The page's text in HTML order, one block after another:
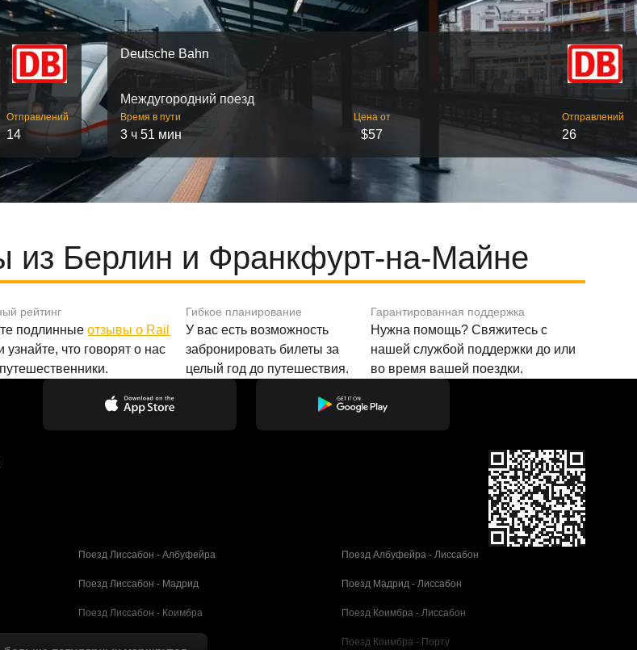
Отправлений
14
Deutsche Bahn
Междугородний поезд
Время в пути
3 ч 51 мин
Цена от
$57
Отправлений
26
из Берлин и Франкфурт-на-Майне
рейтинг
подлинныеотзывы о Rail
узнайте, что говорят о нас
Гибкое планирование
У вас есть возможность
забронировать билеты за
целый год до путешествия.
Гарантированная поддержка
Нужна помощь? Свяжитесь с
нашей службой поддержки до или
во время вашей поездки.
Поезд Лиссабон - Албуфейра Поезд Албуфейра - Лиссабон
Поезд Лиссабон - Мадрид Поезд Мадрид - Лиссабон
Поезд Лиссабон - Коимбра Поезд Коимбра - Лиссабон
Поезд Коимбра - Порту